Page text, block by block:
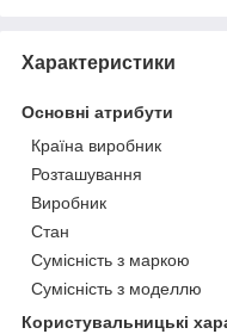
Характеристики
Основні атрибути
Країна виробник
Розташування
Виробник
Стан
Сумісність з маркою
Сумісність з моделлю
Користувальницькі